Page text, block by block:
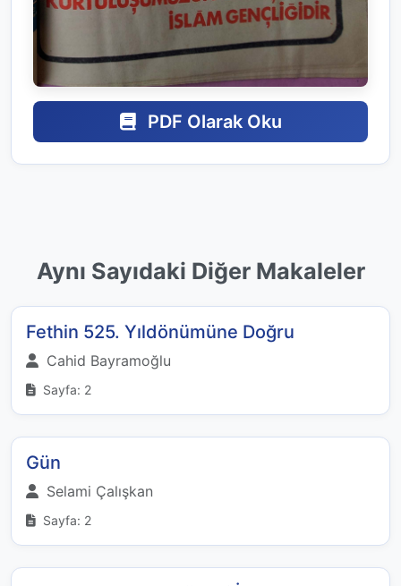
PDF Olarak Oku
Aynı Sayıdaki Diğer Makaleler
Fethin 525. Yıldönümüne Doğru
Cahid Bayramoğlu
Sayfa: 2
Gün
Selami Çalışkan
Sayfa: 2